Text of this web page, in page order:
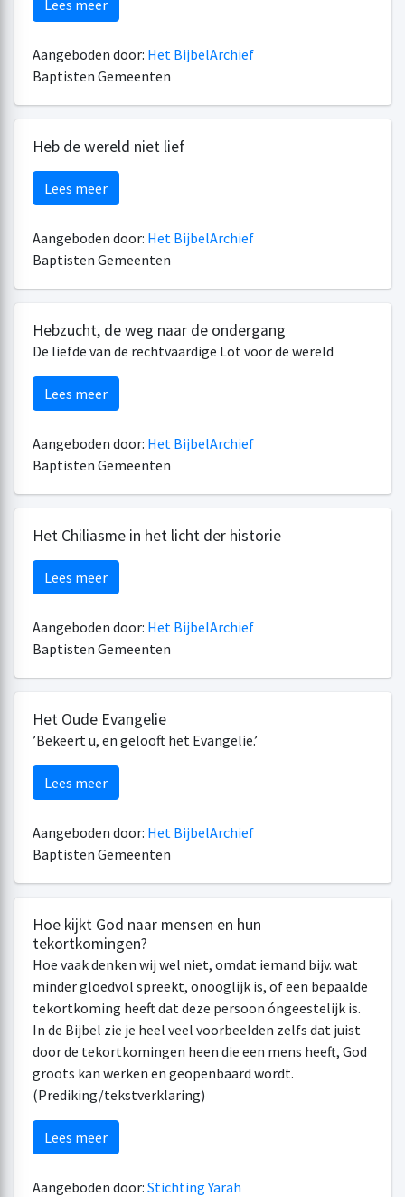
Lees meer
Aangeboden door: Het BijbelArchief
Baptisten Gemeenten
Heb de wereld niet lief
Lees meer
Aangeboden door: Het BijbelArchief
Baptisten Gemeenten
Hebzucht, de weg naar de ondergang
De liefde van de rechtvaardige Lot voor de wereld
Lees meer
Aangeboden door: Het BijbelArchief
Baptisten Gemeenten
Het Chiliasme in het licht der historie
Lees meer
Aangeboden door: Het BijbelArchief
Baptisten Gemeenten
Het Oude Evangelie
’Bekeert u, en gelooft het Evangelie.’
Lees meer
Aangeboden door: Het BijbelArchief
Baptisten Gemeenten
Hoe kijkt God naar mensen en hun
tekortkomingen?
Hoe vaak denken wij wel niet, omdat iemand bijv. wat
minder gloedvol spreekt, onooglijk is, of een bepaalde
tekortkoming heeft dat deze persoon óngeestelijk is.
In de Bijbel zie je heel veel voorbeelden zelfs dat juist
door de tekortkomingen heen die een mens heeft, God
groots kan werken en geopenbaard wordt.
(Prediking/tekstverklaring)
Lees meer
Aangeboden door: Stichting Yarah